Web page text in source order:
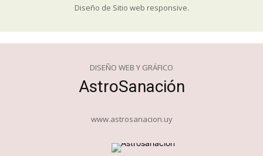
Diseño de Sitio web responsive.
DISEÑO WEB Y GRÁFICO
AstroSanación
www.astrosanacion.uy